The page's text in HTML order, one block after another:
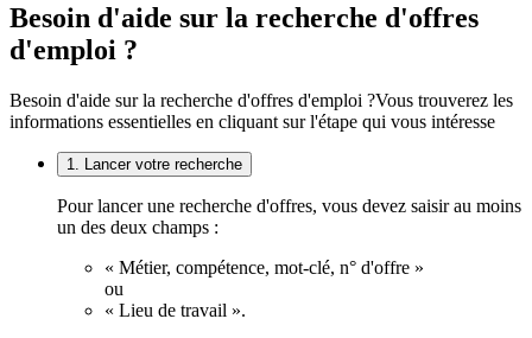
Besoin d'aide sur la recherche d'offres
d'emploi ?
Besoin d'aide sur la recherche d'offres d'emploi ?Vous trouverez les
informations essentielles en cliquant sur l'étape qui vous intéresse
1. Lancer votre recherche
Pour lancer une recherche d'offres, vous devez saisir au moins
un des deux champs :
« Métier, compétence, mot-clé, n° d'offre »
ou
« Lieu de travail ».